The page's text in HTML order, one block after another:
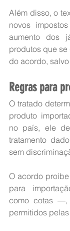
Além disso, o
novos
aumento dos
produtos que
do acordo,
Regras para
O tratado
produto
no país, ele
tratamento
sem
O acordo
para
como cotas —,
permitidos